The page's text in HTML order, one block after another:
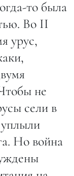
то была
Во II
урус,
не
сели в
Но война